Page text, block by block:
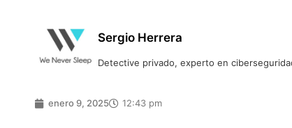
Sergio Herrera
Detective privado, experto en
enero 9, 2025 12:43 pm